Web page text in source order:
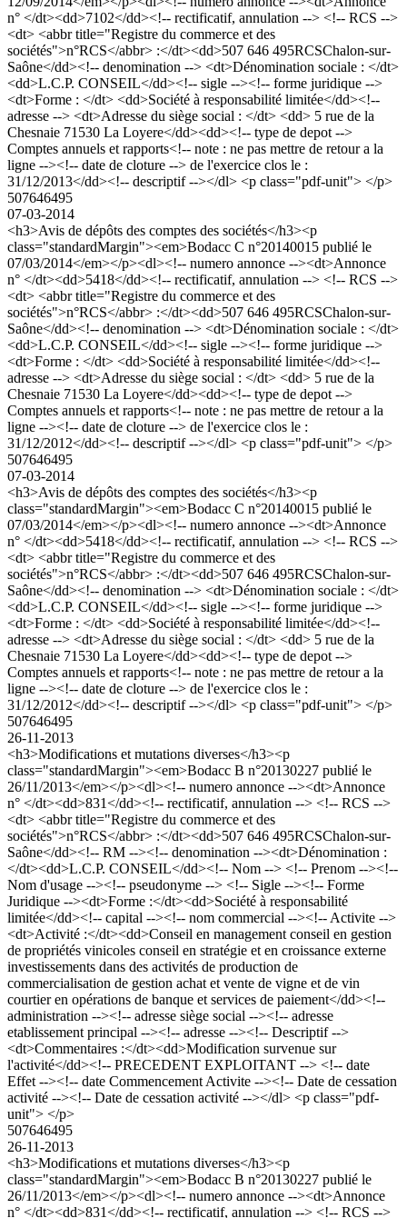
n° </dt><dd>7102</dd><!-- rectificatif, annulation --> <!-- RCS -->
<dt> <abbr title="Registre du commerce et des
sociétés">n°RCS</abbr> :</dt><dd>507 646 495RCSChalon-sur-
Saône</dd><!-- denomination --> <dt>Dénomination sociale : </dt>
<dd>L.C.P. CONSEIL</dd><!-- sigle --><!-- forme juridique -->
<dt>Forme : </dt> <dd>Société à responsabilité limitée</dd><!--
adresse --> <dt>Adresse du siège social : </dt> <dd> 5 rue de la
Chesnaie 71530 La Loyere</dd><dd><!-- type de depot -->
Comptes annuels et rapports<!-- note : ne pas mettre de retour a la
ligne --><!-- date de cloture --> de l'exercice clos le :
31/12/2013</dd><!-- descriptif --></dl> <p class="pdf-unit"> </p>
507646495
07-03-2014
<h3>Avis de dépôts des comptes des sociétés</h3><p
class="standardMargin"><em>Bodacc C n°20140015 publié le
07/03/2014</em></p><dl><!-- numero annonce --><dt>Annonce
n° </dt><dd>5418</dd><!-- rectificatif, annulation --> <!-- RCS -->
<dt> <abbr title="Registre du commerce et des
sociétés">n°RCS</abbr> :</dt><dd>507 646 495RCSChalon-sur-
Saône</dd><!-- denomination --> <dt>Dénomination sociale : </dt>
<dd>L.C.P. CONSEIL</dd><!-- sigle --><!-- forme juridique -->
<dt>Forme : </dt> <dd>Société à responsabilité limitée</dd><!--
adresse --> <dt>Adresse du siège social : </dt> <dd> 5 rue de la
Chesnaie 71530 La Loyere</dd><dd><!-- type de depot -->
Comptes annuels et rapports<!-- note : ne pas mettre de retour a la
ligne --><!-- date de cloture --> de l'exercice clos le :
31/12/2012</dd><!-- descriptif --></dl> <p class="pdf-unit"> </p>
507646495
07-03-2014
<h3>Avis de dépôts des comptes des sociétés</h3><p
class="standardMargin"><em>Bodacc C n°20140015 publié le
07/03/2014</em></p><dl><!-- numero annonce --><dt>Annonce
n° </dt><dd>5418</dd><!-- rectificatif, annulation --> <!-- RCS -->
<dt> <abbr title="Registre du commerce et des
sociétés">n°RCS</abbr> :</dt><dd>507 646 495RCSChalon-sur-
Saône</dd><!-- denomination --> <dt>Dénomination sociale : </dt>
<dd>L.C.P. CONSEIL</dd><!-- sigle --><!-- forme juridique -->
<dt>Forme : </dt> <dd>Société à responsabilité limitée</dd><!--
adresse --> <dt>Adresse du siège social : </dt> <dd> 5 rue de la
Chesnaie 71530 La Loyere</dd><dd><!-- type de depot -->
Comptes annuels et rapports<!-- note : ne pas mettre de retour a la
ligne --><!-- date de cloture --> de l'exercice clos le :
31/12/2012</dd><!-- descriptif --></dl> <p class="pdf-unit"> </p>
507646495
26-11-2013
<h3>Modifications et mutations diverses</h3><p
class="standardMargin"><em>Bodacc B n°20130227 publié le
26/11/2013</em></p><dl><!-- numero annonce --><dt>Annonce
n° </dt><dd>831</dd><!-- rectificatif, annulation --> <!-- RCS -->
<dt> <abbr title="Registre du commerce et des
sociétés">n°RCS</abbr> :</dt><dd>507 646 495RCSChalon-sur-
Saône</dd><!-- RM --><!-- denomination --><dt>Dénomination :
</dt><dd>L.C.P. CONSEIL</dd><!-- Nom --> <!-- Prenom --><!--
Nom d'usage --><!-- pseudonyme --> <!-- Sigle --><!-- Forme
Juridique --><dt>Forme :</dt><dd>Société à responsabilité
limitée</dd><!-- capital --><!-- nom commercial --><!-- Activite -->
<dt>Activité :</dt><dd>Conseil en management conseil en gestion
de propriétés vinicoles conseil en stratégie et en croissance externe
investissements dans des activités de production de
commercialisation de gestion achat et vente de vigne et de vin
courtier en opérations de banque et services de paiement</dd><!--
administration --><!-- adresse siège social --><!-- adresse
etablissement principal --><!-- adresse --><!-- Descriptif -->
<dt>Commentaires :</dt><dd>Modification survenue sur
l'activité</dd><!-- PRECEDENT EXPLOITANT --> <!-- date
Effet --><!-- date Commencement Activite --><!-- Date de cessation
activité --><!-- Date de cessation activité --></dl> <p class="pdf-
unit"> </p>
507646495
26-11-2013
<h3>Modifications et mutations diverses</h3><p
class="standardMargin"><em>Bodacc B n°20130227 publié le
26/11/2013</em></p><dl><!-- numero annonce --><dt>Annonce
n° </dt><dd>831</dd><!-- rectificatif, annulation --> <!-- RCS -->